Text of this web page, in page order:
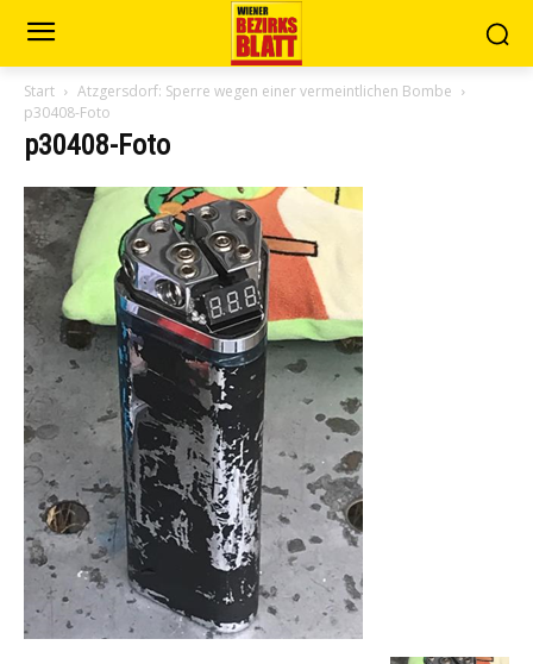
Start
Atzgersdorf: Sperre wegen einer vermeintlichen Bombe
p30408-Foto
p30408-Foto